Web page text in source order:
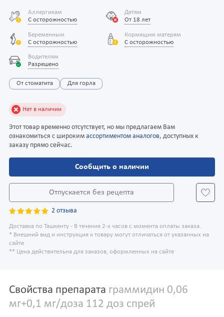
Аллергикам
С осторожностью
Детям
От 18 лет
Беременным
С осторожностью
Кормящим матерям
С осторожностью
Водителям
Разрешено
От стоматита Для горла
Нет в наличии
Этот товар временно отсутствует, но мы предлагаем Вам
ознакомиться с широким ассортиментом аналогов, доступных к
заказу прямо сейчас.
Сообщить о наличии
Отпускается без рецепта
2 отзыва
Доставка по Ташкенту - В течение 2-х часов с момента оплаты заказа.
* Внешний вид и инструкция к товару могут отличаться от указанных на
сайте
** Цена действительна для заказов, оформленных на сайте
Свойства препарата граммидин 0,06
мг+0,1 мг/доза 112 доз спрей